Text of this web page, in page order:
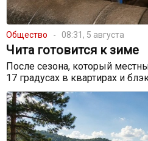
Общество 08:31, 5 августа
Чита готовится к зиме
После сезона, который
17 градусах в квартирах и